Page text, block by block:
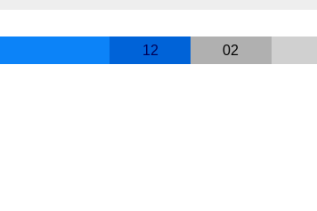
12 02